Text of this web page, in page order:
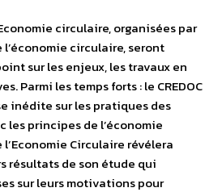
circulaire, organisées par
l’économie circulaire, seront
sur les enjeux, les travaux en
Parmi les temps forts : le CREDOC
inédite sur les pratiques des
les principes de l’économie
Circulaire révélera
résultats de son étude qui
sur leurs motivations pour